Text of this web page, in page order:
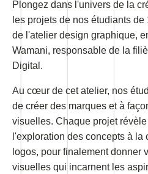
Plongez dans l'univers de la
les projets de nos étudiants
de l'atelier design graphique,
Wamani, responsable de la
Digital.
Au cœur de cet atelier, nos
de créer des marques et à
visuelles. Chaque projet
l'exploration des concepts à
logos, pour finalement donner
visuelles qui incarnent les